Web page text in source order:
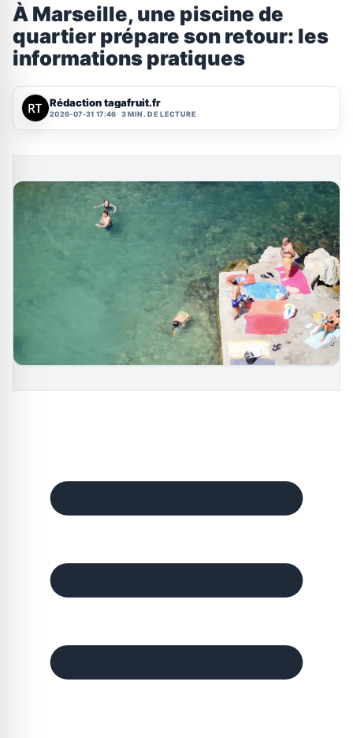
À Marseille, une piscine de
quartier prépare son retour: les
informations pratiques
Rédaction tagafruit.fr
2026-07-31 17:46 3 MIN. DE LECTURE